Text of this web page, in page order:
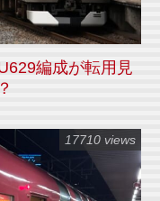
編成が転用見
17710 views